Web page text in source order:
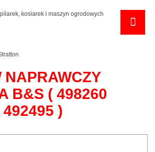
NAPRAWCZY
B&S ( 498260
)